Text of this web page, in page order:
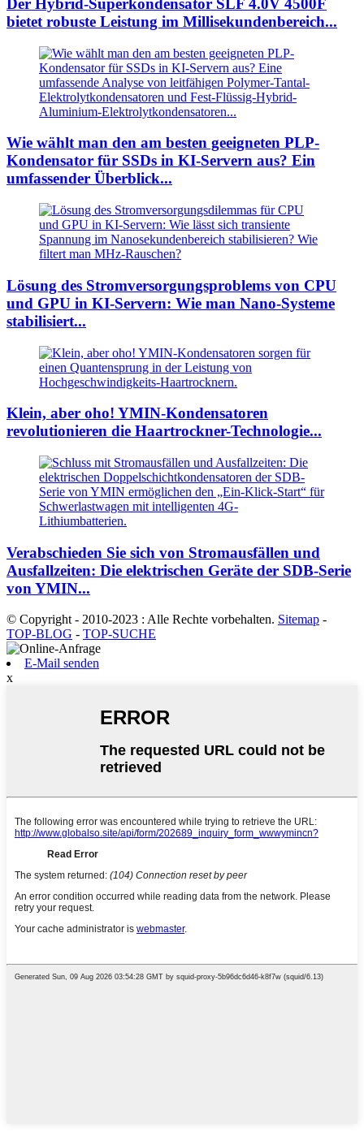
Der Hybrid-Superkondensator SLF 4.0V 4500F
bietet robuste Leistung im Millisekundenbereich...
Wie wählt man den am besten geeigneten PLP-
Kondensator für SSDs in KI-Servern aus? Ein
umfassender Überblick...
Lösung des Stromversorgungsproblems von CPU
und GPU in KI-Servern: Wie man Nano-Systeme
stabilisiert...
Klein, aber oho! YMIN-Kondensatoren
revolutionieren die Haartrockner-Technologie...
Verabschieden Sie sich von Stromausfällen und
Ausfallzeiten: Die elektrischen Geräte der SDB-Serie
von YMIN...
© Copyright - 2010-2023 : Alle Rechte vorbehalten. Sitemap -
TOP-BLOG - TOP-SUCHE
E-Mail senden
x